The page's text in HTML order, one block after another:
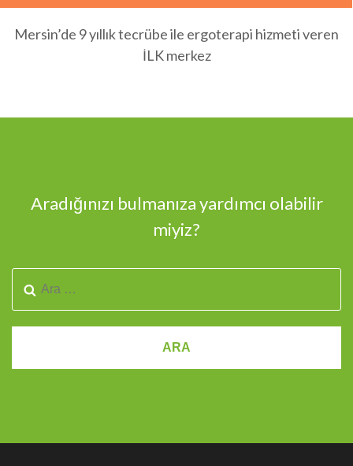
Mersin’de 9 yıllık tecrübe ile ergoterapi hizmeti veren
İLK merkez
Aradığınızı bulmanıza yardımcı olabilir
miyiz?